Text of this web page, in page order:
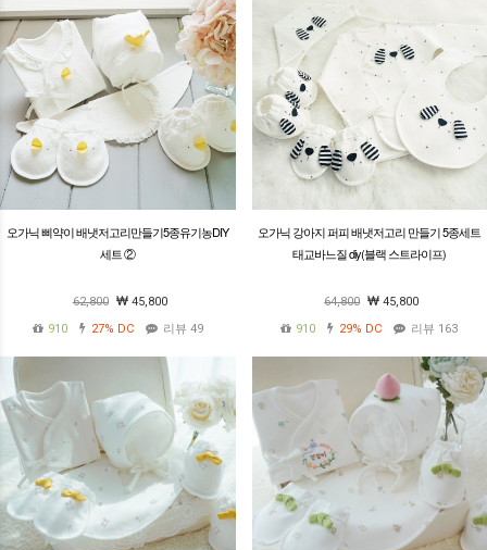
오가닉 삐약이 배냇저고리만들기5종유기농DIY
세트 ②
62,800
45,800
910
27% DC 리뷰 49
오가닉 강아지 퍼피 배냇저고리 만들기 5종세트
태교바느질 diy(블랙 스트라이프)
64,800
45,800
910
29% DC 리뷰 163